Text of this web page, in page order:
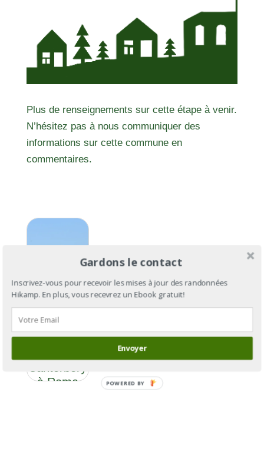
Plus de renseignements sur cette étape à venir.
N’hésitez pas à nous communiquer des
informations sur cette commune en
commentaires.
Via
Francigena
à Rome
Gardons le contact
Inscrivez-vous pour recevoir les mises à jour des randonnées
Hikamp. En plus, vous recevrez un Ebook gratuit!
Envoyer
POWERED BY